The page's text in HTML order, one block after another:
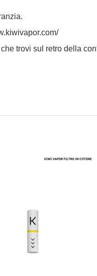
trovi sul retro della